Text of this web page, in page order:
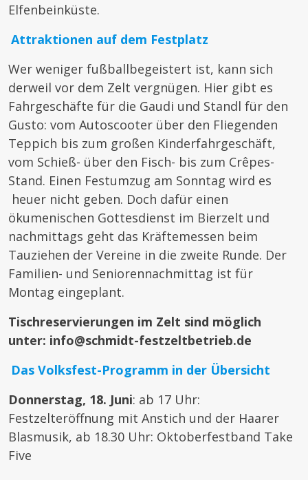
Elfenbeinküste.
Attraktionen auf dem Festplatz
Wer weniger fußballbegeistert ist, kann sich
derweil vor dem Zelt vergnügen. Hier gibt es
Fahrgeschäfte für die Gaudi und Standl für den
Gusto: vom Autoscooter über den Fliegenden
Teppich bis zum großen Kinderfahrgeschäft,
vom Schieß- über den Fisch- bis zum Crêpes-
Stand. Einen Festumzug am Sonntag wird es
heuer nicht geben. Doch dafür einen
ökumenischen Gottesdienst im Bierzelt und
nachmittags geht das Kräftemessen beim
Tauziehen der Vereine in die zweite Runde. Der
Familien- und Seniorennachmittag ist für
Montag eingeplant.
Tischreservierungen im Zelt sind möglich
unter: info@schmidt-festzeltbetrieb.de
Das Volksfest-Programm in der Übersicht
Donnerstag, 18. Juni: ab 17 Uhr:
Festzelteröffnung mit Anstich und der Haarer
Blasmusik, ab 18.30 Uhr: Oktoberfestband Take
Five